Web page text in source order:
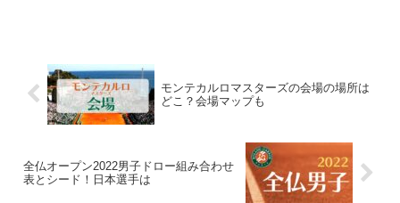
モンテカルロマスターズの会場の場所は
どこ？会場マップも
全仏オープン2022男子ドロー組み合わせ
表とシード！日本選手は